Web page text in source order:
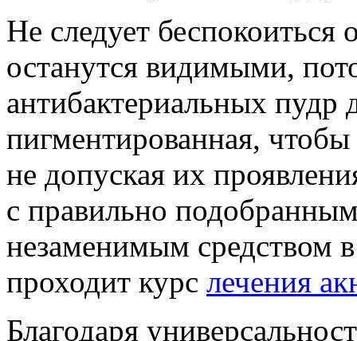
Не следует
останутся видимыми,
антибактериальных пудр
пигментированная,
не допуская их
с правильно
незаменимым средством
проходит курс лечения
Благодаря